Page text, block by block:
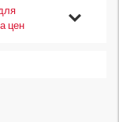
цен